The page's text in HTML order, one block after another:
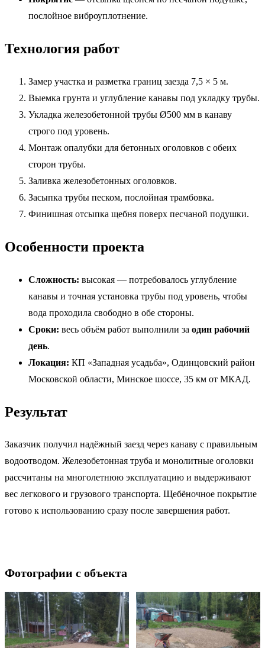
послойное виброуплотнение.
Технология работ
Замер участка и разметка границ заезда 7,5 × 5 м.
Выемка грунта и углубление канавы под укладку трубы.
Укладка железобетонной трубы Ø500 мм в канаву
строго под уровень.
Монтаж опалубки для бетонных оголовков с обеих
сторон трубы.
Заливка железобетонных оголовков.
Засыпка трубы песком, послойная трамбовка.
Финишная отсыпка щебня поверх песчаной подушки.
Особенности проекта
Сложность: высокая — потребовалось углубление
канавы и точная установка трубы под уровень, чтобы
вода проходила свободно в обе стороны.
Сроки: весь объём работ выполнили за один рабочий
день.
Локация: КП «Западная усадьба», Одинцовский район
Московской области, Минское шоссе, 35 км от МКАД.
Результат
Заказчик получил надёжный заезд через канаву с правильным
водоотводом. Железобетонная труба и монолитные оголовки
рассчитаны на многолетнюю эксплуатацию и выдерживают
вес легкового и грузового транспорта. Щебёночное покрытие
готово к использованию сразу после завершения работ.
Фотографии с объекта